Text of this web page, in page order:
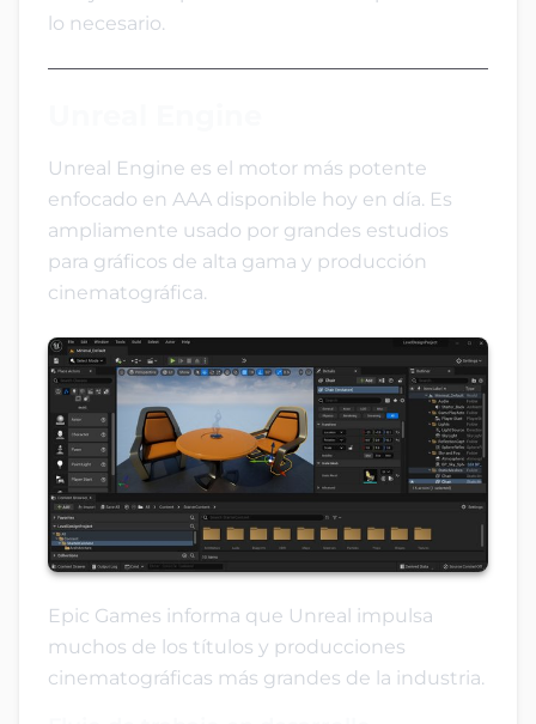
lo necesario.
Unreal Engine es el motor más potente
enfocado en AAA disponible hoy en día. Es
ampliamente usado por grandes estudios
para gráficos de alta gama y producción
cinematográfica.
Epic Games informa que Unreal impulsa
muchos de los títulos y producciones
cinematográficas más grandes de la industria.